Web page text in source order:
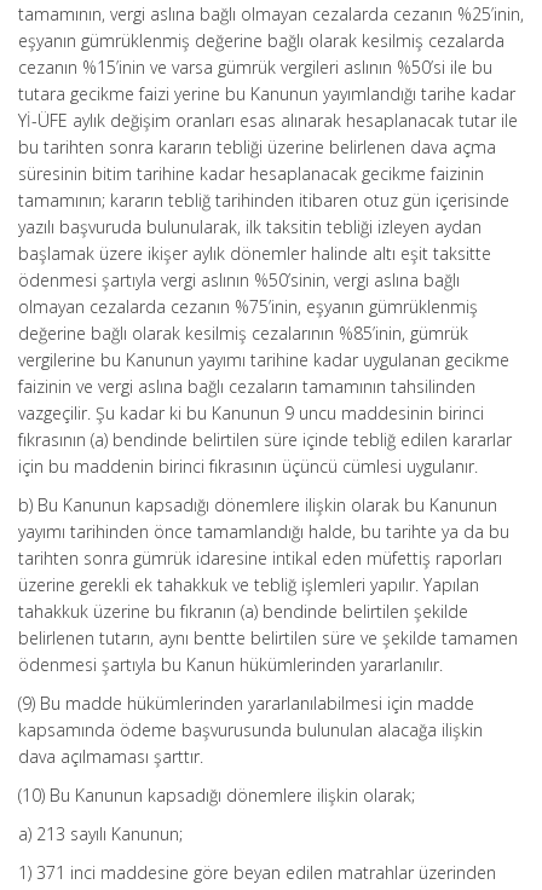
tamamının, vergi aslına bağlı olmayan cezalarda cezanın %25’inin,
eşyanın gümrüklenmiş değerine bağlı olarak kesilmiş cezalarda
cezanın %15’inin ve varsa gümrük vergileri aslının %50’si ile bu
tutara gecikme faizi yerine bu Kanunun yayımlandığı tarihe kadar
Yİ-ÜFE aylık değişim oranları esas alınarak hesaplanacak tutar ile
bu tarihten sonra kararın tebliği üzerine belirlenen dava açma
süresinin bitim tarihine kadar hesaplanacak gecikme faizinin
tamamının; kararın tebliğ tarihinden itibaren otuz gün içerisinde
yazılı başvuruda bulunularak, ilk taksitin tebliği izleyen aydan
başlamak üzere ikişer aylık dönemler halinde altı eşit taksitte
ödenmesi şartıyla vergi aslının %50’sinin, vergi aslına bağlı
olmayan cezalarda cezanın %75’inin, eşyanın gümrüklenmiş
değerine bağlı olarak kesilmiş cezalarının %85’inin, gümrük
vergilerine bu Kanunun yayımı tarihine kadar uygulanan gecikme
faizinin ve vergi aslına bağlı cezaların tamamının tahsilinden
vazgeçilir. Şu kadar ki bu Kanunun 9 uncu maddesinin birinci
fıkrasının (a) bendinde belirtilen süre içinde tebliğ edilen kararlar
için bu maddenin birinci fıkrasının üçüncü cümlesi uygulanır.
b) Bu Kanunun kapsadığı dönemlere ilişkin olarak bu Kanunun
yayımı tarihinden önce tamamlandığı halde, bu tarihte ya da bu
tarihten sonra gümrük idaresine intikal eden müfettiş raporları
üzerine gerekli ek tahakkuk ve tebliğ işlemleri yapılır. Yapılan
tahakkuk üzerine bu fıkranın (a) bendinde belirtilen şekilde
belirlenen tutarın, aynı bentte belirtilen süre ve şekilde tamamen
ödenmesi şartıyla bu Kanun hükümlerinden yararlanılır.
(9) Bu madde hükümlerinden yararlanılabilmesi için madde
kapsamında ödeme başvurusunda bulunulan alacağa ilişkin
dava açılmaması şarttır.
(10) Bu Kanunun kapsadığı dönemlere ilişkin olarak;
a) 213 sayılı Kanunun;
1) 371 inci maddesine göre beyan edilen matrahlar üzerinden